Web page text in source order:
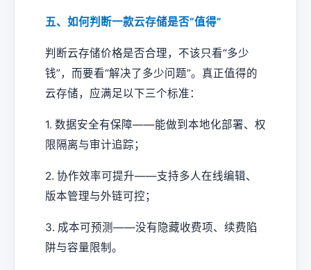
五、如何判断一款云存储是否“值得”
判断云存储价格是否合理，不该只看“多少
钱”，而要看“解决了多少问题”。真正值得的
云存储，应满足以下三个标准：
1. 数据安全有保障——能做到本地化部署、权
限隔离与审计追踪；
2. 协作效率可提升——支持多人在线编辑、
版本管理与外链可控；
3. 成本可预测——没有隐藏收费项、续费陷
阱与容量限制。